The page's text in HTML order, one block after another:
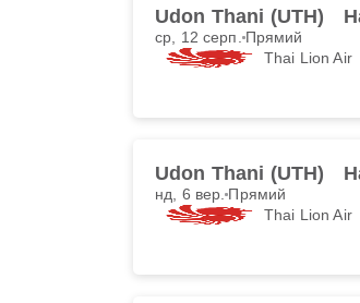
Udon Thani (UTH)
ср, 12 серп. Прямий
Thai Lion Air
Udon Thani (UTH)
нд, 6 вер. Прямий
Thai Lion Air